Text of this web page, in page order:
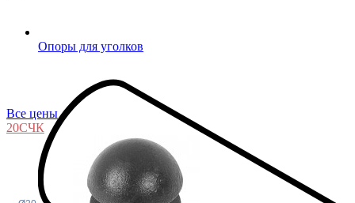
Опоры для уголков
Все цены
20СЧК